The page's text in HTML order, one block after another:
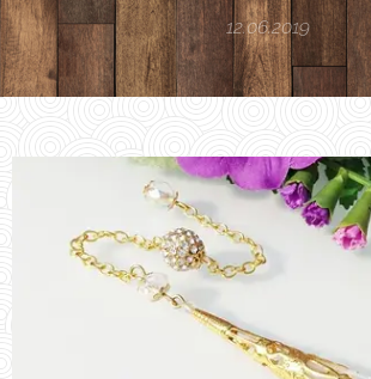
12.06.2019